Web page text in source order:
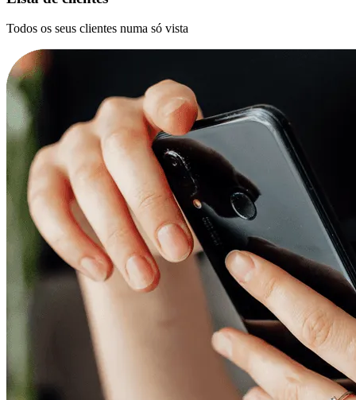
Todos os seus clientes numa só vista